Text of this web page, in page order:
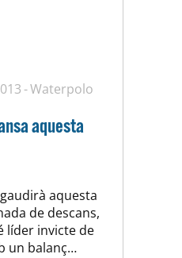
Waterpolo
aquesta
aquesta
de descans,
líder invicte de
un balanç